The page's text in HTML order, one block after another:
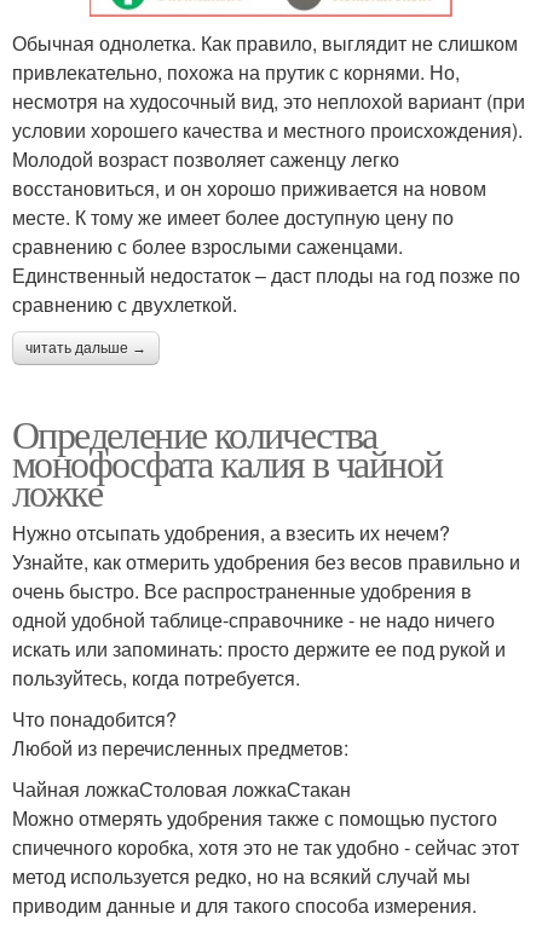
Обычная однолетка. Как правило, выглядит не слишком
привлекательно, похожа на прутик с корнями. Но,
несмотря на худосочный вид, это неплохой вариант (при
условии хорошего качества и местного происхождения).
Молодой возраст позволяет саженцу легко
восстановиться, и он хорошо приживается на новом
месте. К тому же имеет более доступную цену по
сравнению с более взрослыми саженцами.
Единственный недостаток – даст плоды на год позже по
сравнению с двухлеткой.
читать дальше →
Определение количества
монофосфата калия в чайной
ложке
Нужно отсыпать удобрения, а взесить их нечем?
Узнайте, как отмерить удобрения без весов правильно и
очень быстро. Все распространенные удобрения в
одной удобной таблице-справочнике - не надо ничего
искать или запоминать: просто держите ее под рукой и
пользуйтесь, когда потребуется.
Что понадобится?
Любой из перечисленных предметов:
Чайная ложкаСтоловая ложкаСтакан
Можно отмерять удобрения также с помощью пустого
спичечного коробка, хотя это не так удобно - сейчас этот
метод используется редко, но на всякий случай мы
приводим данные и для такого способа измерения.